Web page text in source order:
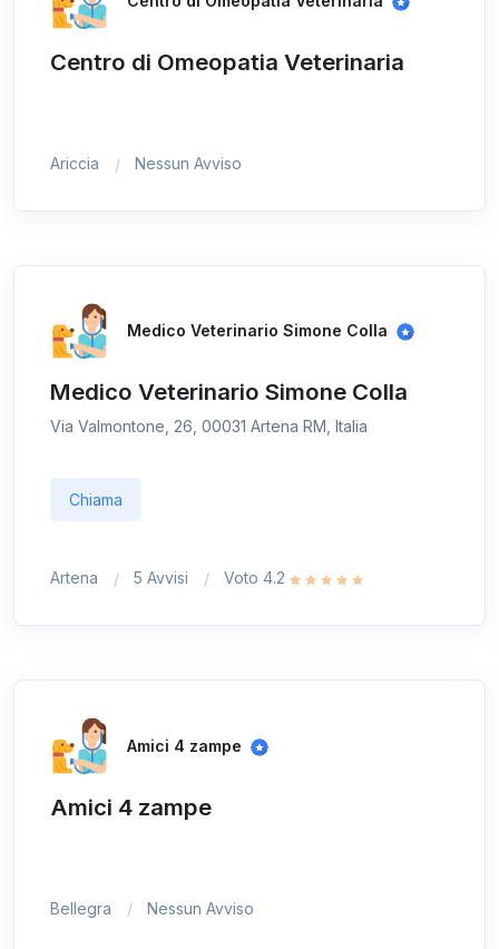
Centro di Omeopatia Veterinaria
Ariccia Nessun Avviso
Medico Veterinario Simone Colla
Medico Veterinario Simone Colla
Via Valmontone, 26, 00031 Artena RM, Italia
Chiama
Artena 5 Avvisi Voto 4.2
Amici 4 zampe
Amici 4 zampe
Bellegra Nessun Avviso